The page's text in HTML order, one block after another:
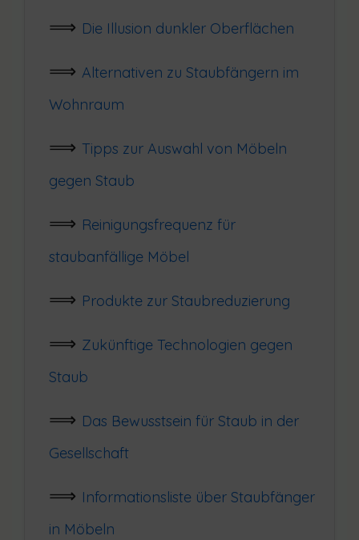
Die Illusion dunkler Oberflächen
Alternativen zu Staubfängern im
Wohnraum
Tipps zur Auswahl von Möbeln
gegen Staub
Reinigungsfrequenz für
staubanfällige Möbel
Produkte zur Staubreduzierung
Zukünftige Technologien gegen
Staub
Das Bewusstsein für Staub in der
Gesellschaft
Informationsliste über Staubfänger
in Möbeln